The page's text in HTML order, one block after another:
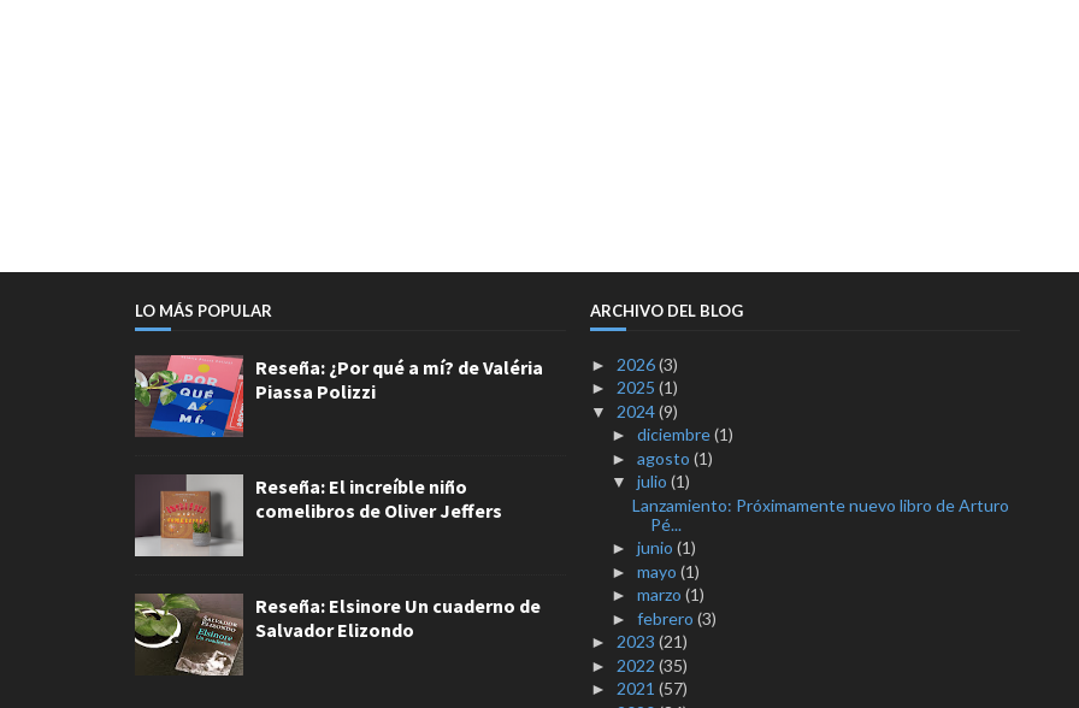
LO MÁS POPULAR
Reseña: ¿Por qué a mí? de Valéria
Piassa Polizzi
Reseña: El increíble niño
comelibros de Oliver Jeffers
Reseña: Elsinore Un cuaderno de
Salvador Elizondo
ARCHIVO DEL BLOG
► 2026(3)
► 2025 (1)
▼ 2024(9)
► diciembre(1)
► agosto (1)
▼ julio (1)
Lanzamiento: Próximamente nuevo libro de Arturo
Pé...
► junio (1)
► mayo (1)
► marzo (1)
► febrero (3)
► 2023 (21)
► 2022 (35)
► 2021 (57)